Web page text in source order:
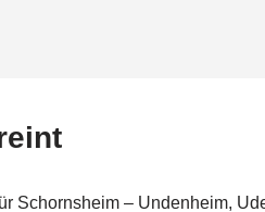
Schornsheim – Undenheim,